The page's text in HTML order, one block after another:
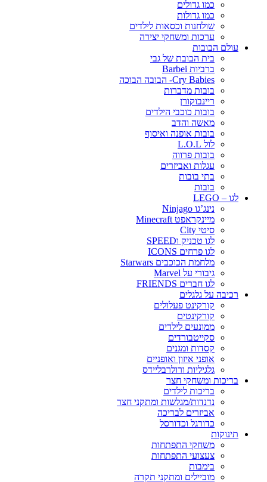
כמו גדולים
כמו גדולות
שולחנות וכסאות לילדים
ערכות ומשחקי יצירה
עולם הבובות
בית הבובת של גבי
ברביות Barbei
Cry Babies- הבובה הבוכה
בובות מדברות
ריינבוקורן
בובות כוכבי הילדים
מאשה והדב
בובות אופנה ואיסוף
לול L.O.L
בובות פרווה
עגלות ואביזרים
בתי בובות
בובות
לגו – LEGO
נינג’גו Ninjago
מיינקראפט Minecraft
סיטי City
לגו טכניק וSPEED
לגו פרחים ICONS
מלחמת הכוכבים Starwars
גיבורי על Marvel
לגו חברים FRIENDS
רכיבה על גלגלים
קורקינט פעלולים
קורקינטים
ממונעים לילדים
סקייטבורדים
קסדות ומגנים
אופני איזון ואופניים
גלגיליות ורולרבליידס
בריכות ומשחקי חצר
בריכות לילדים
נדנדות/מגלשות ומתקני חצר
אביזרים לבריכה
כדורגל וכדורסל
תינוקות
משחקי התפתחות
צעצועי התפתחות
בימבות
מוביילים ומתקני תקרה